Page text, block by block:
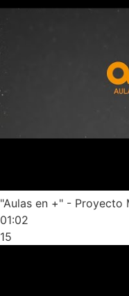
"Aulas en +" - Proyecto
01:02
15